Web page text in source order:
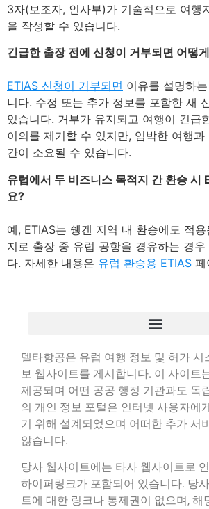
3자(보조자, 인사부)가 기술적으로 여행
을 작성할 수 있습니다.
긴급한 출장 전에 신청이 거부되면 어떻
ETIAS 신청이 거부되면 이유를 설명하
니다. 수정 또는 추가 정보를 포함한 새
있습니다. 거부가 유지되고 여행이 긴급
이의를 제기할 수 있지만, 임박한 여행과
간이 소요될 수 있습니다.
유럽에서 두 비즈니스 목적지 간 환승 시
요?
예, ETIAS는 쉥겐 지역 내 환승에도 적
지로 출장 중 유럽 공항을 경유하는 경우
다. 자세한 내용은 유럽 환승용 ETIAS 페
델타항공은 유럽 여행 정보 및 허가 시
보 웹사이트를 게시합니다. 이 사이트
제공되며 어떤 공공 행정 기관과도 독
의 개인 정보 포털은 인터넷 사용자에
기 위해 설계되었으며 어떠한 추가 서
않습니다.
당사 웹사이트에는 타사 웹사이트로
하이퍼링크가 포함되어 있습니다. 당
트에 대한 링크나 통제권이 없으며, 해